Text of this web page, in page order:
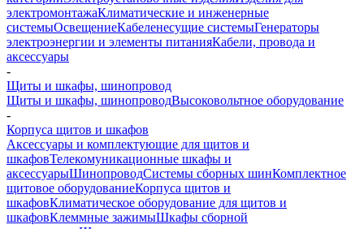
электромонтажаКлиматические и инженерные
системыОсвещениеКабеленесущие системыГенераторы
электроэнергии и элементы питанияКабели, провода и
аксессуары
-
Щиты и шкафы, шинопровод
Щиты и шкафы, шинопроводВысоковольтное оборудование
-
Корпуса щитов и шкафов
Аксессуары и комплектующие для щитов и
шкафовТелекомуникационные шкафы и
аксессуарыШинопроводСистемы сборных шинКомплектное
щитовое оборудованиеКорпуса щитов и
шкафовКлиматическое оборудование для щитов и
шкафовКлеммные зажимыШкафы сборной